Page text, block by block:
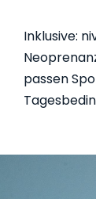
Inklusive:
passen